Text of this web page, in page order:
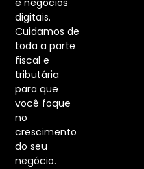
e negócios
digitais.
Cuidamos de
toda a parte
fiscal e
tributária
para que
você foque
no
crescimento
do seu
negócio.